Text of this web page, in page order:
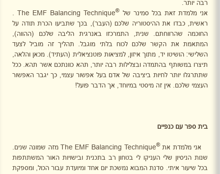
רבה יותר.
אני מלמדת זאת בכל סמינר של
The EMF Balancing Technique®
.
ראשית, כבדו את ההיסטוריה שלכם (העבר), בכך שתביעו הכרת תודה על
החוכמה שהרווחתם. שנית, התמרכזו באנרגית הליבה שלכם (ההווה),
המתאמת את הקשר שלכם לכוח בלתי מוגבל. תהליך זה מוביל לצעד
השלישי: הושיטו יד, מתוך איזון, למציאות פוטנציאלית (העתיד). מכאן והלאה,
תיצרו במשותף בהתמדה ובצלילות רבה יותר, תהא כוונתכם אשר תהא. ככל
שתתרגלו יותר לחיות ביציבה של אדם בעל אפשור עצמי, כך יגבר האפשור
העצמי שלכם. אין זה מיסטי במיוחד, אך הדבר פועל!
בית ספר עם כנפיים
אני מלמדת את The EMF Balancing Technique®
מזה שמונה שנים.
שנות הניסיון שלי העניקו לי בטחון רב בתכנית ובישויות האור המשתתפות
בכל שיעור איתי. סדנת המבוא נמשכת יום אחד ומיועדת עבור הכול, ומספקת